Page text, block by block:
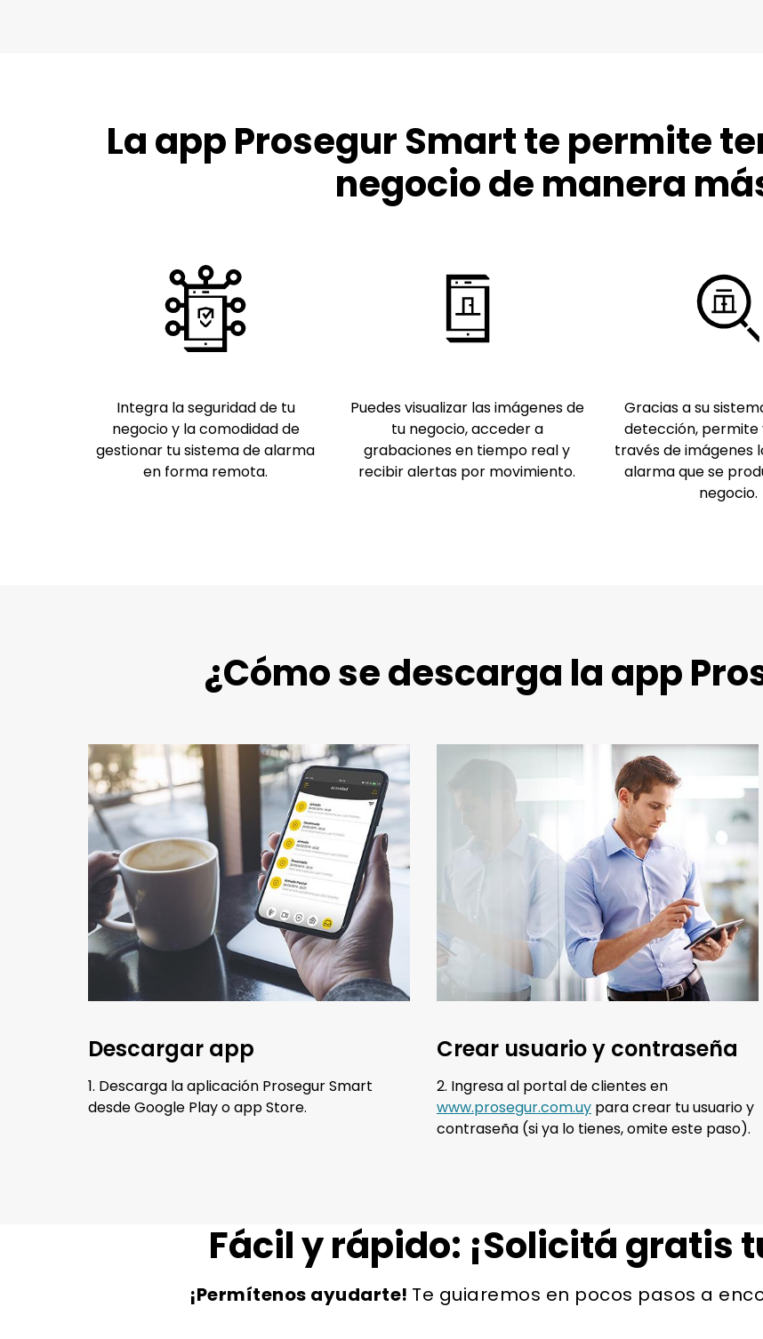
La app Prosegur Smart te permite
negocio de manera
Integra la seguridad de tu
negocio y la comodidad de
gestionar tu sistema de alarma
en forma remota.
Puedes visualizar las imágenes de
tu negocio, acceder a
grabaciones en tiempo real y
recibir alertas por movimiento.
Gracias a su
detección, permite
través de imágenes
alarma que se
negocio.
¿Cómo se descarga la app
Descargar app
1. Descarga la aplicación Prosegur Smart
desde Google Play o app Store.
Crear usuario y contraseña
2. Ingresa al portal de clientes en
www.prosegur.com.uy para crear tu usuario y
contraseña (si ya lo tienes, omite este paso).
Fácil y rápido: ¡Solicitá gratis
¡Permítenos ayudarte! Te guiaremos en pocos pasos a